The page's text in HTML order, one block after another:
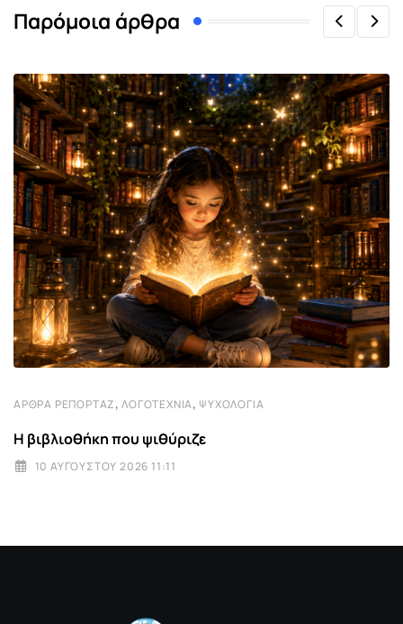
Παρόμοια άρθρα
ΆΡΘΡΑ ΡΕΠΟΡΤΆΖ,ΛΟΓΟΤΕΧΝΊΑ, ΨΥΧΟΛΟΓΊΑ
Η βιβλιοθήκη που ψιθύριζε
10 ΑΥΓΟΎΣΤΟΥ 2026 11:11